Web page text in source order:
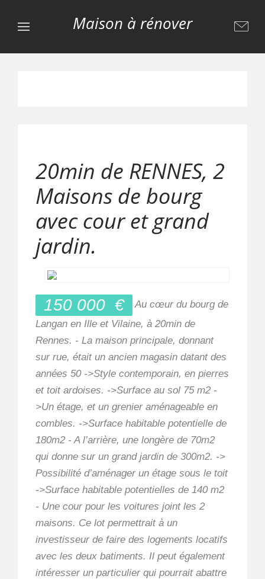
Maison à rénover
20min de RENNES, 2
Maisons de bourg
avec cour et grand
jardin.
150 000 €
Au cœur du bourg de
Langan en Ille et Vilaine, à 20min de
Rennes. - La maison principale, donnant
sur rue, était un ancien magasin datant des
années 50 ->Style contemporain, en pierres
et toit ardoises. ->Surface au sol 75 m2 -
>Un étage, et un grenier aménageable en
combles. ->Surface habitable potentielle de
180m2 - A l’arrière, une longère de 70m2
qui donne sur un grand jardin de 300m2. ->
Possibilité d’aménager un étage sous le toit
->Surface habitable potentielles de 140 m2
- Une cour pour les voitures joint les 2
maisons. Ce lot permettrait à un
investisseur de faire des logements locatifs
avec les deux batiments. Il peut également
intéresser un particulier qui pourrait abattre